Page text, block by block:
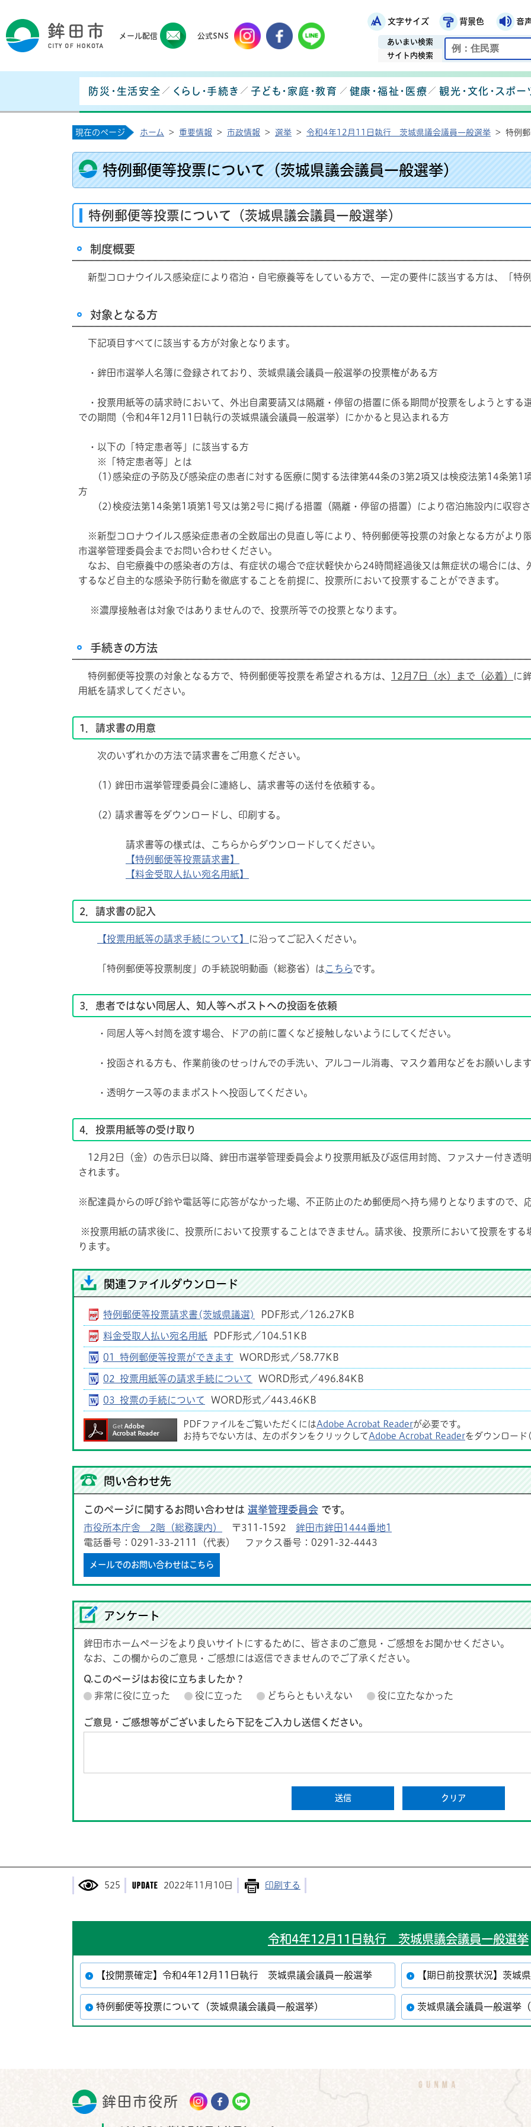
鉾田市役所ホームページ文字サイズ 背景色 音
あいまい検索
サイト内検索
メール配信
鉾田市メールマガジン
公式SNS
鉾田市公式Instagram
鉾田市公式Facebook
鉾田市公式LINE
防災・生活安全 くらし・手続き 子ども・家庭・教育 健康・福祉・医療 観光・文化・スポー
現在のページ ホーム > 重要情報 > 市政情報 > 選挙 > 令和4年12月11日執行 茨城県議会議員一般選挙 > 特例
特例郵便等投票について（茨城県議会議員一般選挙）
特例郵便等投票について（茨城県議会議員一般選挙）
制度概要
新型コロナウイルス感染症により宿泊・自宅療養等をしている方で、一定の要件に該当する方は、「特
対象となる方
下記項目すべてに該当する方が対象となります。
・鉾田市選挙人名簿に登録されており、茨城県議会議員一般選挙の投票権がある方
・投票用紙等の請求時において、外出自粛要請又は隔離・停留の措置に係る期間が投票をしようとする
での期間（令和4年12月11日執行の茨城県議会議員一般選挙）にかかると見込まれる方
・以下の「特定患者等」に該当する方
※「特定患者等」とは
(1)感染症の予防及び感染症の患者に対する医療に関する法律第44条の3第2項又は検疫法第14条第1
方
(2)検疫法第14条第1項第1号又は第2号に掲げる措置（隔離・停留の措置）により宿泊施設内に収容さ
※新型コロナウイルス感染症患者の全数届出の見直し等により、特例郵便等投票の対象となる方がより
市選挙管理委員会までお問い合わせください。
なお、自宅療養中の感染者の方は、有症状の場合で症状軽快から24時間経過後又は無症状の場合には、
するなど自主的な感染予防行動を徹底することを前提に、投票所において投票することができます。
※濃厚接触者は対象ではありませんので、投票所等での投票となります。
手続きの方法
特例郵便等投票の対象となる方で、特例郵便等投票を希望される方は、 12月7日（水）まで（必着）
に
用紙を請求してください。
1．請求書の用意
次のいずれかの方法で請求書をご用意ください。
(1) 鉾田市選挙管理委員会に連絡し、請求書等の送付を依頼する。
(2) 請求書等をダウンロードし、印刷する。
請求書等の様式は、こちらからダウンロードしてください。
【特例郵便等投票請求書】
【料金受取人払い宛名用紙】
2．請求書の記入
【投票用紙等の請求手続について】 に沿ってご記入ください。
「特例郵便等投票制度」の手続説明動画（総務省）はこちらです。
3．患者ではない同居人、知人等へポストへの投函を依頼
・同居人等へ封筒を渡す場合、ドアの前に置くなど接触しないようにしてください。
・投函される方も、作業前後のせっけんでの手洗い、アルコール消毒、マスク着用などをお願いしま
・透明ケース等のままポストへ投函してください。
4．投票用紙等の受け取り
12月2日（金）の告示日以降、鉾田市選挙管理委員会より投票用紙及び返信用封筒、ファスナー付き透
されます。
※配達員からの呼び鈴や電話等に応答がなかった場、不正防止のため郵便局へ持ち帰りとなりますので、
※投票用紙の請求後に、投票所において投票することはできません。請求後、投票所において投票をす
ります。
関連ファイルダウンロード
特例郵便等投票請求書(茨城県議選) PDF形式／126.27KB
料金受取人払い宛名用紙 PDF形式／104.51KB
01_特例郵便等投票ができます WORD形式／58.77KB
02_投票用紙等の請求手続について WORD形式／496.84KB
03_投票の手続について WORD形式／443.46KB
PDFファイルをご覧いただくにはAdobe Acrobat Readerが必要です。
お持ちでない方は、左のボタンをクリックして Adobe Acrobat Readerをダウンロー
問い合わせ先
このページに関するお問い合わせは 選挙管理委員会 です。
市役所本庁舎 2階（総務課内） 〒311-1592 鉾田市鉾田1444番地1
電話番号：0291-33-2111（代表） ファクス番号：0291-32-4443
メールでのお問い合わせはこちら
アンケート
鉾田市ホームページをより良いサイトにするために、皆さまのご意見・ご感想をお聞かせください。
なお、この欄からのご意見・ご感想には返信できませんのでご了承ください。
Q.このページはお役に立ちましたか？
非常に役に立った
役に立った どちらともいえない 役に立たなかった
ご意見・ご感想等がございましたら下記をご入力し送信ください。
525 2022年11月10日 印刷する
令和4年12月11日執行 茨城県議会議員一般選挙
【投開票確定】令和4年12月11日執行 茨城県議会議員一般選挙 【期日前投票状況】茨城
特例郵便等投票について（茨城県議会議員一般選挙） 茨城県議会議員一般選挙
鉾田市役所 鉾田市公式Instagram
鉾田市公式Facebook
鉾田市公式LINE